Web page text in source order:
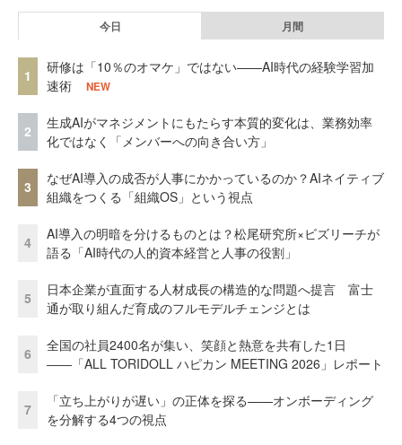
今日 月間
1
研修は「10％のオマケ」ではない——AI時代の経験学習加
速術
NEW
2
生成AIがマネジメントにもたらす本質的変化は、業務効率
化ではなく「メンバーへの向き合い方」
3
なぜAI導入の成否が人事にかかっているのか？AIネイティブ
組織をつくる「組織OS」という視点
4
AI導入の明暗を分けるものとは？松尾研究所×ビズリーチが
語る「AI時代の人的資本経営と人事の役割」
5
日本企業が直面する人材成長の構造的な問題へ提言 富士
通が取り組んだ育成のフルモデルチェンジとは
6
全国の社員2400名が集い、笑顔と熱意を共有した1日
――「ALL TORIDOLL ハピカン MEETING 2026」レポート
7
「立ち上がりが遅い」の正体を探る——オンボーディング
を分解する4つの視点